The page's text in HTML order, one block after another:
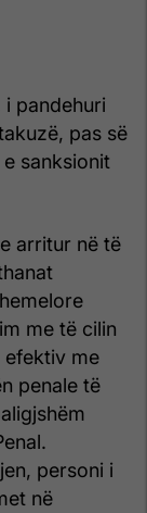
pandehuri
pas së
sanksionit
arritur në të
me të cilin
efektiv me
penale të
personi i
në